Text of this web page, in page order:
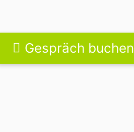
Gespräch buchen